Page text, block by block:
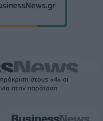
στους «4» οι
στην παράταση